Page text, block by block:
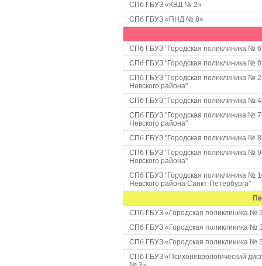
СПб ГБУЗ «КВД № 2»
СПб ГБУЗ «ПНД № 8»
СПб ГБУЗ "Городская поликлиника №
СПб ГБУЗ "Городская поликлиника №
СПб ГБУЗ "Городская поликлиника №
Невского района"
СПб ГБУЗ "Городская поликлиника №
СПб ГБУЗ "Городская поликлиника №
Невского района"
СПб ГБУЗ "Городская поликлиника №
СПб ГБУЗ "Городская поликлиника №
Невского района"
СПб ГБУЗ "Городская поликлиника №
Невского района Санкт-Петербурга"
СПб ГБУЗ «Городская поликлиника №
СПб ГБУЗ «Городская поликлиника №
СПб ГБУЗ «Городская поликлиника №
СПб ГБУЗ «Психоневрологический